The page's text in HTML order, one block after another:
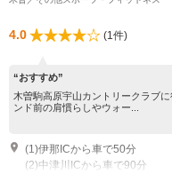
4.0 (1件)
“おすすめ”
木曽駒高原宇山カントリークラブ
ンド前の肩慣らしやウォー...
(1)伊那ICから車で50分
(2)中津川ICから車で90分